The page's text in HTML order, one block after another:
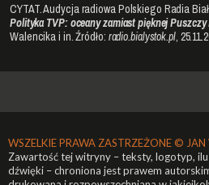
CYTAT. Audycja radiowa Polskiego Radia
Polityka TVP: oceany zamiast pięknej Puszczy
Walencika i in. Źródło: radio.bialystok.pl,
WSZELKIE PRAWA ZASTRZEŻONE ©
Zawartość tej witryny – teksty, logotyp,
dźwięki – chroniona jest prawem